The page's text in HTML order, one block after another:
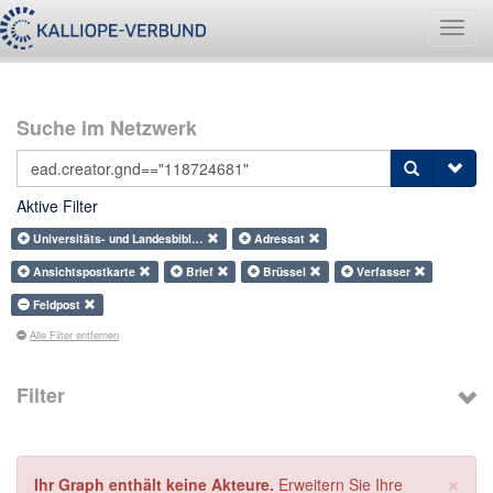
Suche im Netzwerk
Aktive Filter
Universitäts- und Landesbibl…
Adressat
Ansichtspostkarte
Brief Brüssel
Verfasser
Feldpost
Alle Filter entfernen
Filter
×
Ihr Graph enthält keine Akteure. Erweitern Sie Ihre